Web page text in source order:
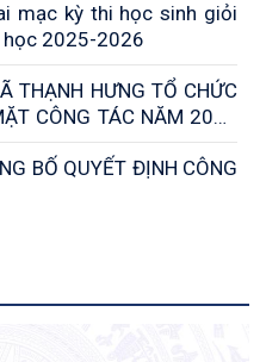
mạc kỳ thi học sinh giỏi
học 2025-2026
THẠNH HƯNG TỔ CHỨC
CÔNG TÁC NĂM 2025
NHIỆM VỤ NĂM 2026
BỐ QUYẾT ĐỊNH CÔNG